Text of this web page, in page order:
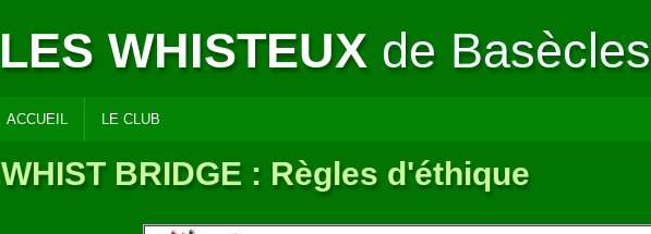
LES WHISTEUX de Basècles
ACCUEIL LE CLUB
WHIST BRIDGE : Règles d'éthique